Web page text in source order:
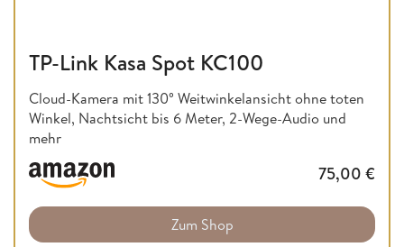
TP-Link Kasa Spot KC100
Cloud-Kamera mit 130° Weitwinkelansicht ohne toten
Winkel, Nachtsicht bis 6 Meter, 2-Wege-Audio und
mehr
75,00 €
Zum Shop